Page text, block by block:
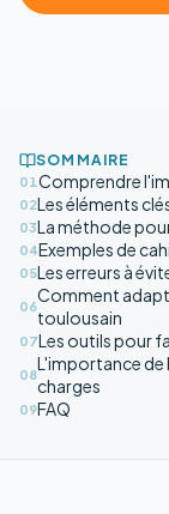
SOMMAIRE
01 Comprendre
02Les éléments
03La méthode
04Exemples de
05Les erreurs à
06
Comment
toulousain
07Les outils pour
08
L'importance de
charges
09FAQ